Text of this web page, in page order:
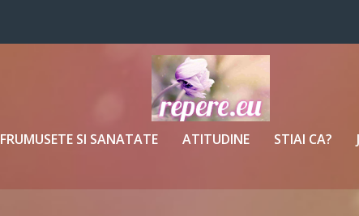
FRUMUSETE SI SANATATE ATITUDINE STIAI CA?